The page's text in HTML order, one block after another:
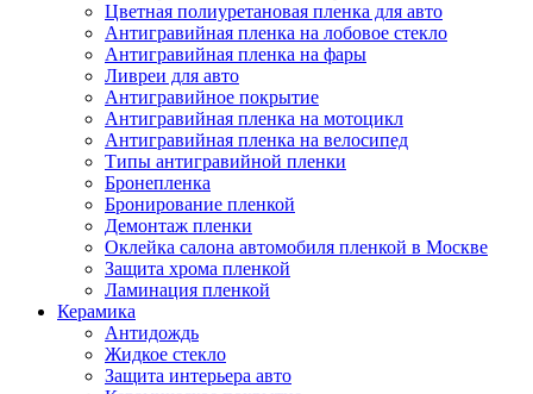
Цветная полиуретановая пленка для авто
Антигравийная пленка на лобовое стекло
Антигравийная пленка на фары
Ливреи для авто
Антигравийное покрытие
Антигравийная пленка на мотоцикл
Антигравийная пленка на велосипед
Типы антигравийной пленки
Бронепленка
Бронирование пленкой
Демонтаж пленки
Оклейка салона автомобиля пленкой в Москве
Защита хрома пленкой
Ламинация пленкой
Керамика
Антидождь
Жидкое стекло
Защита интерьера авто